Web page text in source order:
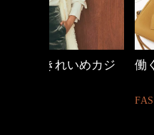
働く女性のバッグ